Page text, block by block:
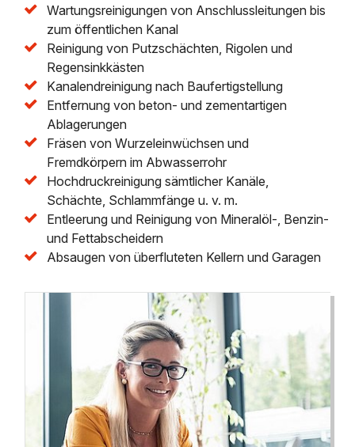
Wartungsreinigungen von Anschlussleitungen bis
zum öffentlichen Kanal
Reinigung von Putzschächten, Rigolen und
Regensinkkästen
Kanalendreinigung nach Baufertigstellung
Entfernung von beton- und zementartigen
Ablagerungen
Fräsen von Wurzeleinwüchsen und
Fremdkörpern im Abwasserrohr
Hochdruckreinigung sämtlicher Kanäle,
Schächte, Schlammfänge u. v. m.
Entleerung und Reinigung von Mineralöl-, Benzin-
und Fettabscheidern
Absaugen von überfluteten Kellern und Garagen